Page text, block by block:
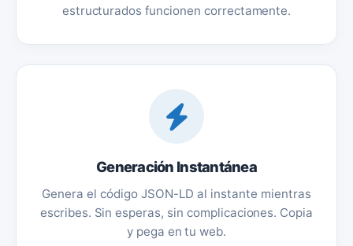
estructurados funcionen correctamente.
Generación Instantánea
Genera el código JSON-LD al instante mientras
escribes. Sin esperas, sin complicaciones. Copia
y pega en tu web.